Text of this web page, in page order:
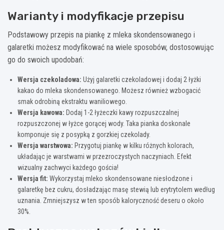
Warianty i modyfikacje przepisu
Podstawowy przepis na piankę z mleka skondensowanego i
galaretki możesz modyfikować na wiele sposobów, dostosowując
go do swoich upodobań:
Wersja czekoladowa: Użyj galaretki czekoladowej i dodaj 2 łyżki
kakao do mleka skondensowanego. Możesz również wzbogacić
smak odrobiną ekstraktu waniliowego.
Wersja kawowa: Dodaj 1-2 łyżeczki kawy rozpuszczalnej
rozpuszczonej w łyżce gorącej wody. Taka pianka doskonale
komponuje się z posypką z gorzkiej czekolady.
Wersja warstwowa: Przygotuj piankę w kilku różnych kolorach,
układając je warstwami w przezroczystych naczyniach. Efekt
wizualny zachwyci każdego gościa!
Wersja fit: Wykorzystaj mleko skondensowane niesłodzone i
galaretkę bez cukru, dosładzając masę stewią lub erytrytolem według
uznania. Zmniejszysz w ten sposób kaloryczność deseru o około
30%.